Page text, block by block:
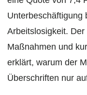
Unterbeschäftigung
Arbeitslosigkeit.
Maßnahmen und
erklärt, warum der
Überschriften nur